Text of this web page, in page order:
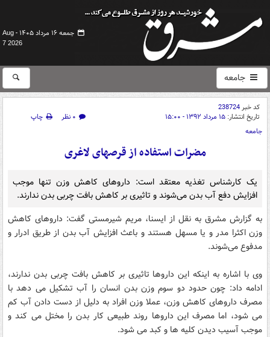
جمعه ۱۶ مرداد ۱۴۰۵ -
Aug
7 2026
جامعه
کد خبر238724
تاریخ انتشار: ۱۵ مرداد ۱۳۹۲ - ۱۵:۰۰ ۰ نظر
چاپ
جامعه
مضرات استفاده از قرصهای لاغری
یک کارشناس تغذیه معتقد است: داروهای کاهش وزن تنها موجب
افزایش دفع آب بدن می‌شوند و تاثیری بر کاهش بافت چربی بدن ندارند.
به گزارش مشرق به نقل از ایسنا، مریم شیرمستی گفت: داروهای کاهش
وزن اکثرا مدر و یا مسهل هستند و باعث افزایش آب بدن از طریق ادرار و
مدفوع می‌شوند.
وی با اشاره به اینکه این داروها تاثیری بر کاهش بافت چربی بدن ندارند،
ادامه داد: چون حدود دو سوم وزن بدن انسان را آب تشکیل می دهد با
مصرف داروهای کاهش وزن، عملا وزن افراد به دلیل از دست دادن آب کم
می شود، اما مصرف این داروها روند طبیعی کار بدن را مختل می کند و
موجب آسیب دیدن کلیه ها و کبد می شود.